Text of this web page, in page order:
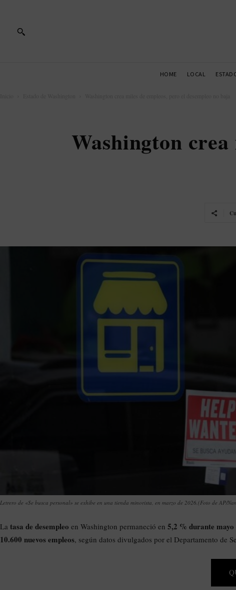
HOME LOCAL
Washington crea
Letrero de «Se busca personal» se exhibe en una tienda minorista, en marzo de 2026.(Foto de AP/
La tasa de desempleo en Washington permaneció en 5,2 % durante mayo
10.600 nuevos empleos, según datos divulgados por el Departamento de